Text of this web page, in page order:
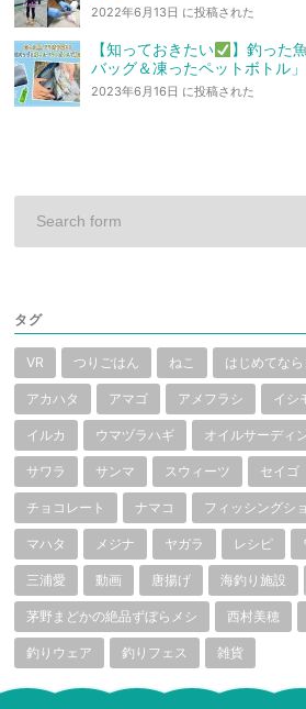
2022年6月13日 に投稿された
【知っておきたい
】釣った
バッグ＆凍ったペットボトル」
2023年6月16日 に投稿された
タグ
VR つりごはん ねこ はじめてなら
アカハタ アマゴ アメフラシ イシ
イルカ ウマヅラハギ オイルサーディ
サワラ サンマ スウィーツ セイゴ
チョコレート ナマコ フィッシングシ
マハタ メジナ ヤガラ レシピ
三浦愛 動画 唐揚げ 海釣り施設
茅野まどかの絶品ずぼらメシ 西村美穂
釣りウェア 釣りフェス 雑貨